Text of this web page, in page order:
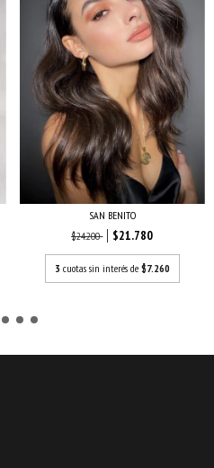
SAN BENITO
$24.200
$21.780
3 cuotas sin interés de $7.260